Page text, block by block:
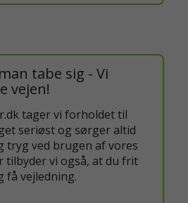
tabe sig - Vi
vejen!
tager vi forholdet til
seriøst og sørger altid
tryg ved brugen af vores
tilbyder vi også, at du frit
få vejledning.